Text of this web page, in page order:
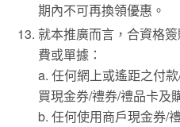
期內不可再換領優惠。
就本推廣而言，合資格
費或單據：
a. 任何網上或遙距之付
買現金券/禮券/禮品卡及
b. 任何使用商戶現金券/